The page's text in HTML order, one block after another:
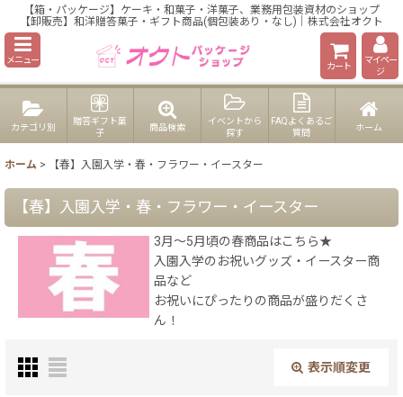
【箱・パッケージ】ケーキ・和菓子・洋菓子、業務用包装資材のショップ
【卸販売】和洋贈答菓子・ギフト商品(個包装あり・なし)｜株式会社オクト
メニュー
カート
マイペー
ジ
カテゴリ別
贈答ギフト菓
子
商品検索
イベントから
探す
FAQよくあるご
質問
ホーム
ホーム > 【春】入園入学・春・フラワー・イースター
【春】入園入学・春・フラワー・イースター
3月〜5月頃の春商品はこちら★
入園入学のお祝いグッズ・イースター商
品など
お祝いにぴったりの商品が盛りだくさ
ん！
表示順変更